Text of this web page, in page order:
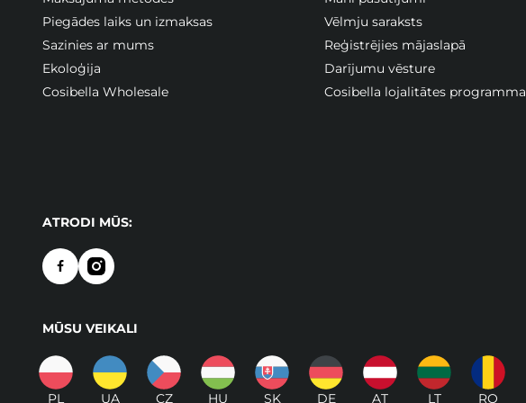
Piegādes laiks un izmaksas
Sazinies ar mums
Ekoloģija
Cosibella Wholesale
Vēlmju saraksts
Reģistrējies mājaslapā
Darījumu vēsture
Cosibella lojalitātes programma
ATRODI MŪS:
MŪSU VEIKALI
PL UA CZ HU SK DE AT LT RO